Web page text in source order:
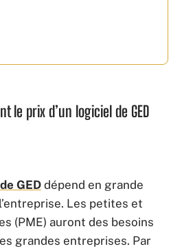
le prix d’un logiciel de GED
GED dépend en grande
Les petites et
(PME) auront des besoins
grandes entreprises. Par